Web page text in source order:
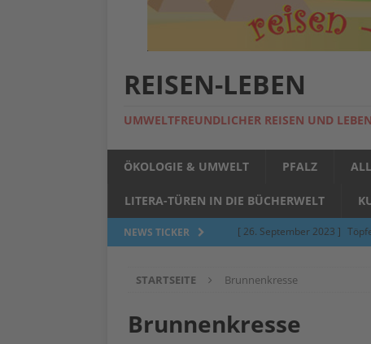
REISEN-LEBEN
UMWELTFREUNDLICHER REISEN UND LEBEN
ÖKOLOGIE & UMWELT PFALZ
LITERA-TÜREN IN DIE BÜCHERWELT
NEWS TICKER [ 26. September 2023 ]
[ 5. Juni 2023 ]
STARTSEITE Brunnenkresse
Brunnenkresse